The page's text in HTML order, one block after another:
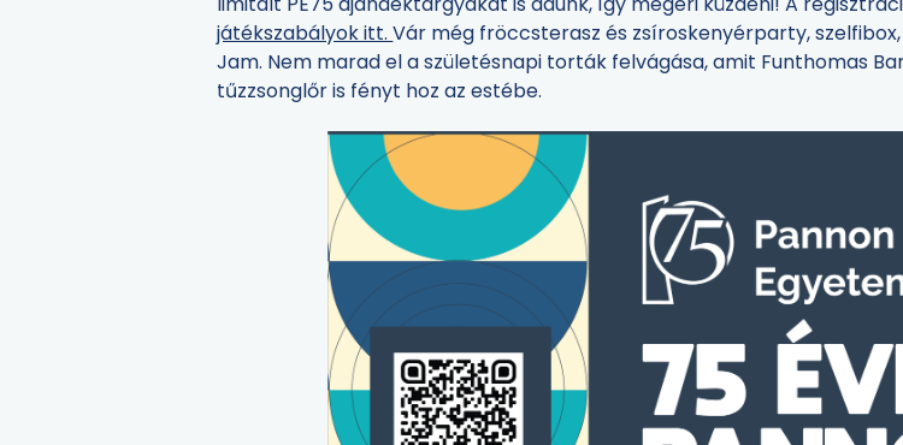
játékszabályok itt.Vár még fröccsterasz és zsíroskenyérparty,
Jam. Nem marad el a születésnapi torták felvágása, amit Funthomas
tűzzsonglőr is fényt hoz az estébe.